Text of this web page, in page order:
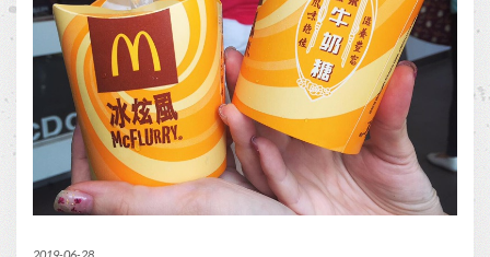
2019-06-28